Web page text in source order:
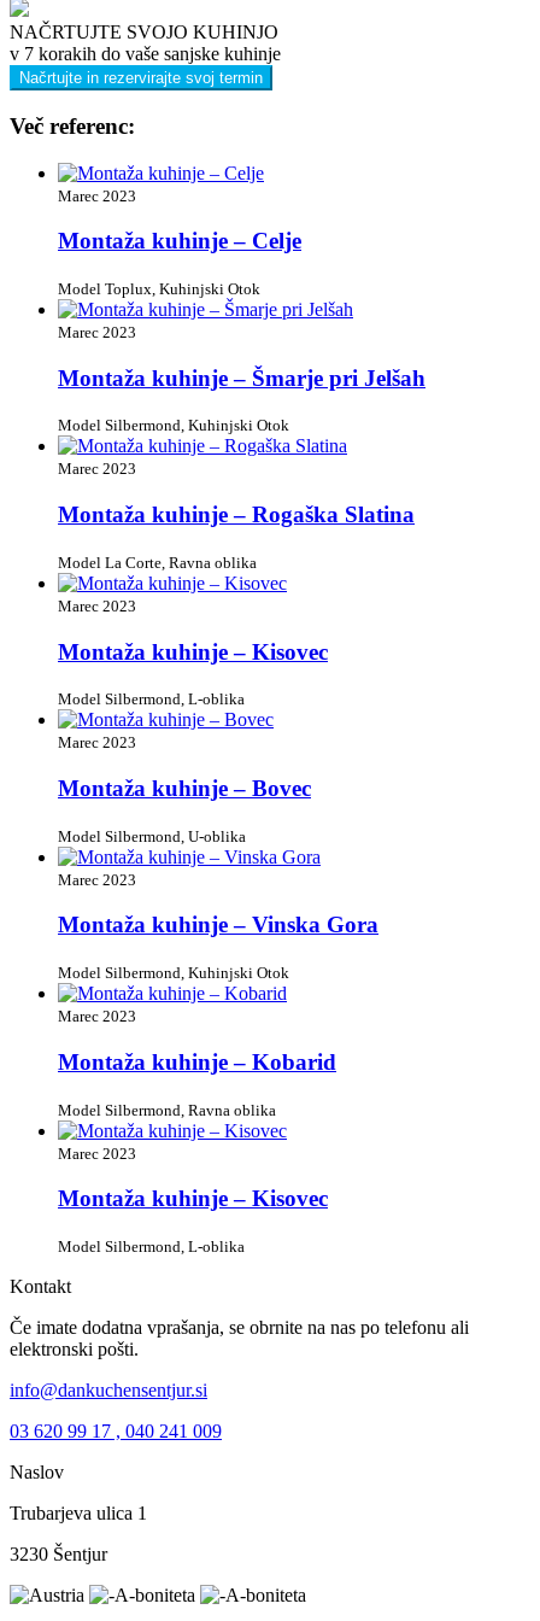
NAČRTUJTE SVOJO KUHINJO
v 7 korakih do vaše sanjske kuhinje
Načrtujte in rezervirajte svoj termin
Več referenc:
Marec 2023
Montaža kuhinje – Celje
Model Toplux, Kuhinjski Otok
Marec 2023
Montaža kuhinje – Šmarje pri Jelšah
Model Silbermond, Kuhinjski Otok
Marec 2023
Montaža kuhinje – Rogaška Slatina
Model La Corte, Ravna oblika
Marec 2023
Montaža kuhinje – Kisovec
Model Silbermond, L-oblika
Marec 2023
Montaža kuhinje – Bovec
Model Silbermond, U-oblika
Marec 2023
Montaža kuhinje – Vinska Gora
Model Silbermond, Kuhinjski Otok
Marec 2023
Montaža kuhinje – Kobarid
Model Silbermond, Ravna oblika
Marec 2023
Montaža kuhinje – Kisovec
Model Silbermond, L-oblika
Kontakt
Če imate dodatna vprašanja, se obrnite na nas po telefonu ali
elektronski pošti.
info@dankuchensentjur.si
03 620 99 17 , 040 241 009
Naslov
Trubarjeva ulica 1
3230 Šentjur